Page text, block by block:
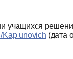
учащихся
Kaplunovich (дата